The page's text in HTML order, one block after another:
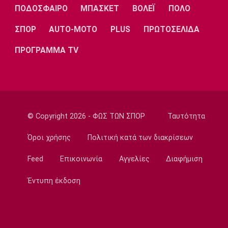
Ευρωμπάσκετ Κορασίδων: Οι δηλώσεις του
08:40
Παίρνει τον Ρόναλντ Αραούχο η Λίβερπουλ
Κροατία: Με Χεζόνια και Ζούμπατς στα
ΠΟΔΟΣΦΑΙΡΟ ΜΠΑΣΚΕΤ ΒΟΛΕΪ ΠΟΛΟ
ΣΠΟΡ AUTO-MOTO PLUS ΠΡΩΤΟΣΕΛΙΔΑ
ΠΡΟΓΡΑΜΜΑ TV
© Copyright 2026 - ΦΩΣ ΤΩΝ ΣΠΟΡ Ταυτότητα
Όροι χρήσης Πολιτική κατά των διακρίσεων
Feed Επικοινωνία Αγγελίες Διαφήμιση
Έντυπη έκδοση